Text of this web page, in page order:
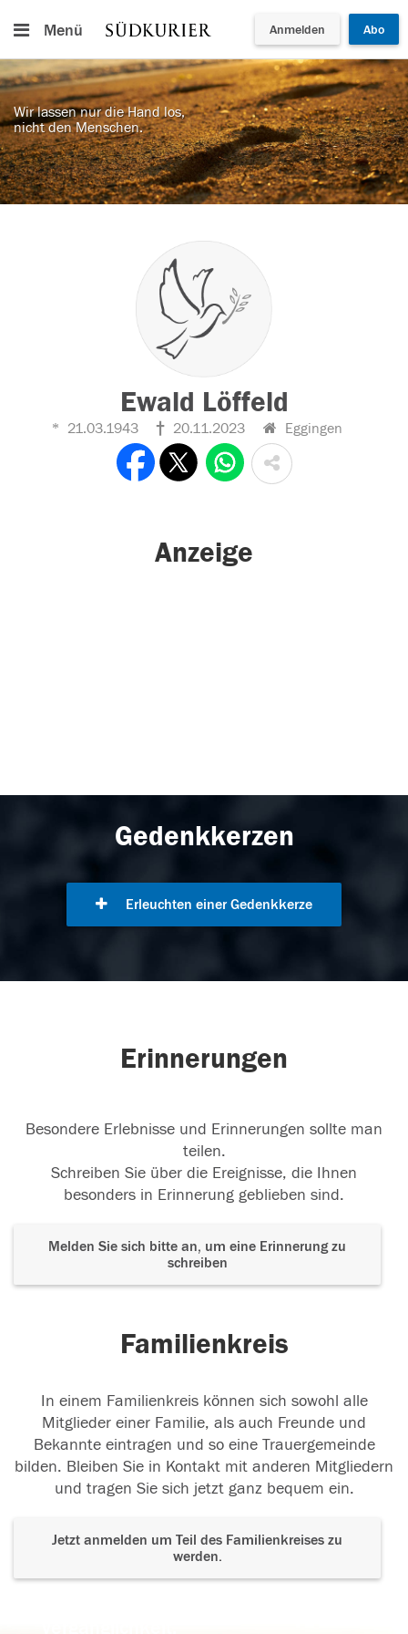
Menü Anmelden Abo
Wir lassen nur die Hand los,
nicht den Menschen.
Ewald Löffeld
21.03.1943 20.11.2023 Eggingen
Anzeige
Gedenkkerzen
Erleuchten einer Gedenkkerze
Erinnerungen
Besondere Erlebnisse und Erinnerungen sollte man
teilen.
Schreiben Sie über die Ereignisse, die Ihnen
besonders in Erinnerung geblieben sind.
Melden Sie sich bitte an, um eine Erinnerung zu
schreiben
Familienkreis
In einem Familienkreis können sich sowohl alle
Mitglieder einer Familie, als auch Freunde und
Bekannte eintragen und so eine Trauergemeinde
bilden. Bleiben Sie in Kontakt mit anderen Mitgliedern
und tragen Sie sich jetzt ganz bequem ein.
Jetzt anmelden um Teil des Familienkreises zu
werden.